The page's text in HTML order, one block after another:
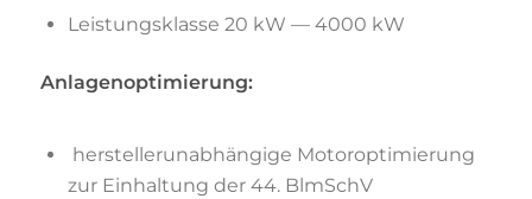
Leistungsklasse 20 kW — 4000 kW
Anlagenoptimierung:
herstellerunabhängige Motoroptimierung
zur Einhaltung der 44. BlmSchV